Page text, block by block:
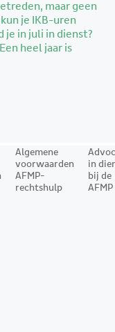
maar geen
je IKB-uren
je in juli in dienst?
heel jaar is
Algemene
voorwaarden
AFMP-
rechtshulp
in
bij de
AFMP